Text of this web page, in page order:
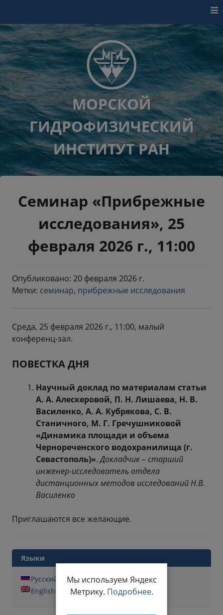
МОРСКОЙ
ГИДРОФИЗИЧЕСКИЙ
ИНСТИТУТ РАН
Семинар «Прибрежные
исследования», 25
февраля 2026 г., 11:00
Опубликовано: 20 февраля 2026 г.
Метки: семинар, прибрежные исследования
Среда, 25 февраля 2026 г., 11:00, малый
конференц-зал.
ПОВЕСТКА ДНЯ
Научный доклад по материалам статьи
А. А. Алескеровой, П. Н. Лишаева, Н. В.
Василенко, А. А. Кубрякова, С. В.
Станичного, М. Г. Гречушниковой
«Динамика площади и объема
Чернореченского водохранилища (г.
Севастополь)».Докладчик – старший
инженер-исследователь отдела
дистанционных методов исследований Н.В.
Василенко
Приглашаются все желающие.
Языки
Русский
English
Мы используем Яндекс
Метрику. Подробнее.